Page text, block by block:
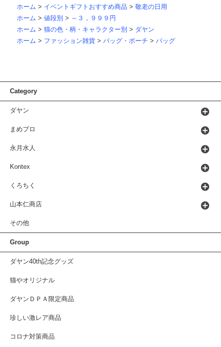
ホーム > イベントギフトおすすめ商品 > 敬老の日用
ホーム > 値段別 > ～３，９９９円
ホーム > 猫の色・柄・キャラクター別 > ダヤン
ホーム > ファッション雑貨 > バッグ・ポーチ > バッグ
Category
ダヤン
まめプロ
永月水人
Kontex
くろちく
山本仁商店
その他
Group
ダヤン40th記念グッズ
猫やオリジナル
ダヤンＤＰＡ限定商品
珍しい激レア商品
コロナ対策商品